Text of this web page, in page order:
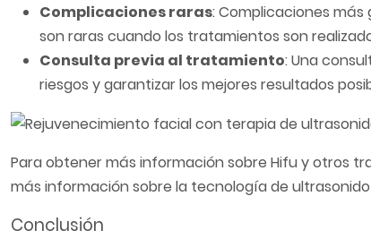
Complicaciones raras: Complicaciones más
son raras cuando los tratamientos son
Consulta previa al tratamiento: Una
riesgos y garantizar los mejores resultados
Para obtener más información sobre Hifu y otros
más información sobre la tecnología de
Conclusión